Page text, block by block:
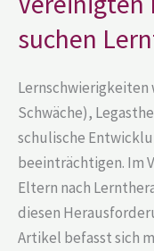
suchen
Lernschwierigkeiten
Schwäche),
schulische
beeinträchtigen. Im
Eltern nach
diesen
Artikel befasst sich
Lerntherapiehilfe